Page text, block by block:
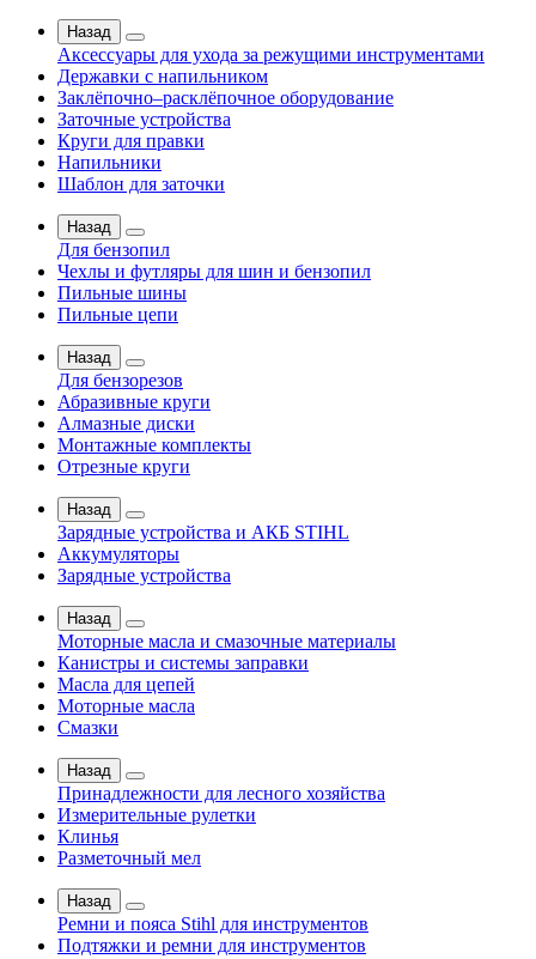
Назад
Аксессуары для ухода за режущими инструментами
Державки с напильником
Заклёпочно–расклёпочное оборудование
Заточные устройства
Круги для правки
Напильники
Шаблон для заточки
Назад
Для бензопил
Чехлы и футляры для шин и бензопил
Пильные шины
Пильные цепи
Назад
Для бензорезов
Абразивные круги
Алмазные диски
Монтажные комплекты
Отрезные круги
Назад
Зарядные устройства и АКБ STIHL
Аккумуляторы
Зарядные устройства
Назад
Моторные масла и смазочные материалы
Канистры и системы заправки
Масла для цепей
Моторные масла
Смазки
Назад
Принадлежности для лесного хозяйства
Измерительные рулетки
Клинья
Разметочный мел
Назад
Ремни и пояса Stihl для инструментов
Подтяжки и ремни для инструментов